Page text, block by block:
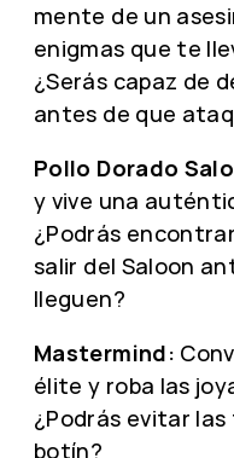
mente de un
enigmas que te
¿Serás capaz de
antes de que
Pollo Dorado
y vive una
¿Podrás
salir del Saloon
lleguen?
Mastermind:
élite y roba las
¿Podrás evitar
botín?